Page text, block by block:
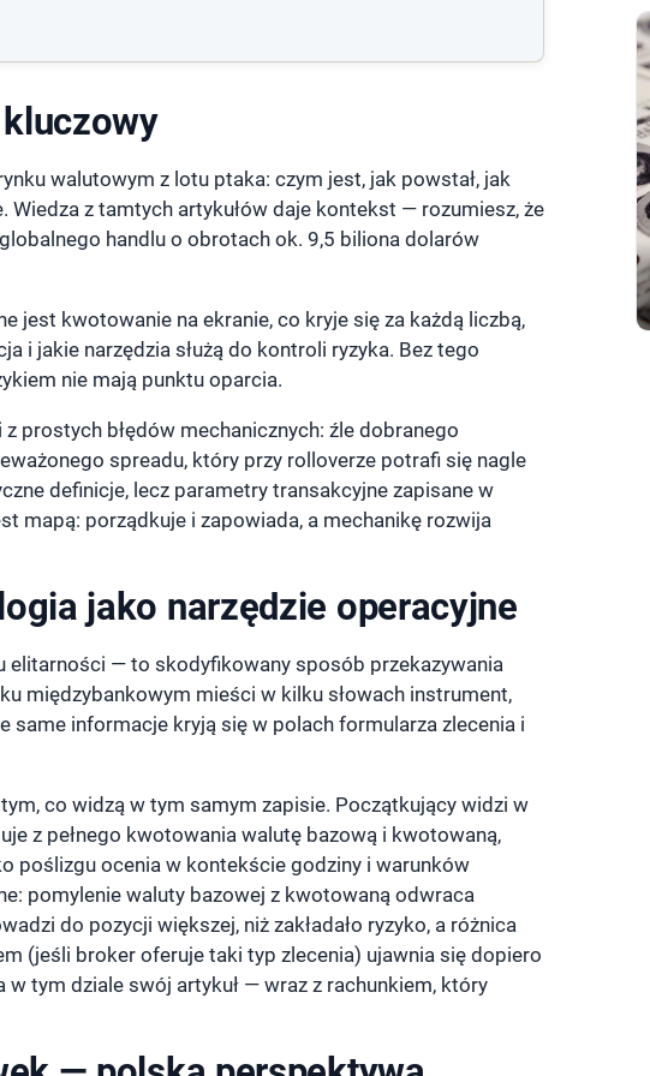
kluczowy
walutowym z lotu ptaka: czym jest, jak powstał, jak
Wiedza z tamtych artykułów daje kontekst — rozumiesz, że
handlu o obrotach ok. 9,5 biliona dolarów
jest kwotowanie na ekranie, co kryje się za każdą liczbą,
i jakie narzędzia służą do kontroli ryzyka. Bez tego
nie mają punktu oparcia.
prostych błędów mechanicznych: źle dobranego
spreadu, który przy rolloverze potrafi się nagle
definicje, lecz parametry transakcyjne zapisane w
mapą: porządkuje i zapowiada, a mechanikę rozwija
jako narzędzie operacyjne
elitarności — to skodyfikowany sposób przekazywania
międzybankowym mieści w kilku słowach instrument,
same informacje kryją się w polach formularza zlecenia i
co widzą w tym samym zapisie. Początkujący widzi w
z pełnego kwotowania walutę bazową i kwotowaną,
poślizgu ocenia w kontekście godziny i warunków
pomylenie waluty bazowej z kwotowaną odwraca
do pozycji większej, niż zakładało ryzyko, a różnica
(jeśli broker oferuje taki typ zlecenia) ujawnia się dopiero
tym dziale swój artykuł — wraz z rachunkiem, który